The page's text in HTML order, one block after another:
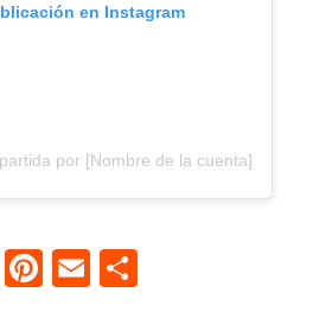
en Instagram
por [Nombre de la cuenta]
X Pi E